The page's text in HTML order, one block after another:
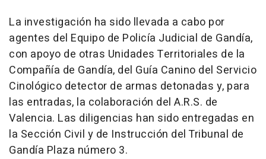
La investigación ha sido llevada a cabo por
agentes del Equipo de Policía Judicial de Gandía,
con apoyo de otras Unidades Territoriales de la
Compañía de Gandía, del Guía Canino del Servicio
Cinológico detector de armas detonadas y, para
las entradas, la colaboración del A.R.S. de
Valencia. Las diligencias han sido entregadas en
la Sección Civil y de Instrucción del Tribunal de
Gandía Plaza número 3.